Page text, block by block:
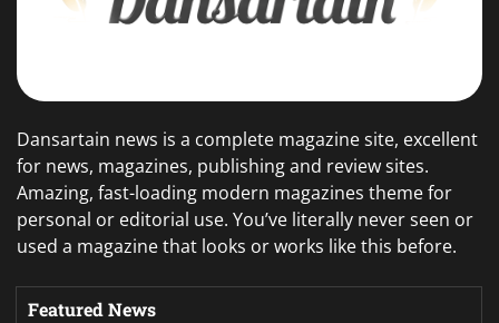
Dansartain news is a complete magazine site, excellent
for news, magazines, publishing and review sites.
Amazing, fast-loading modern magazines theme for
personal or editorial use. You’ve literally never seen or
used a magazine that looks or works like this before.
Featured News